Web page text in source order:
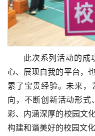
此次系列活动的成
心、展现自我的平台，
累了宝贵经验。未来，
向，不断创新活动形式
彩、内涵深厚的校园文
构建和谐美好的校园文